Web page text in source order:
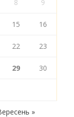
8 9
15 16
22 23
29 30
»